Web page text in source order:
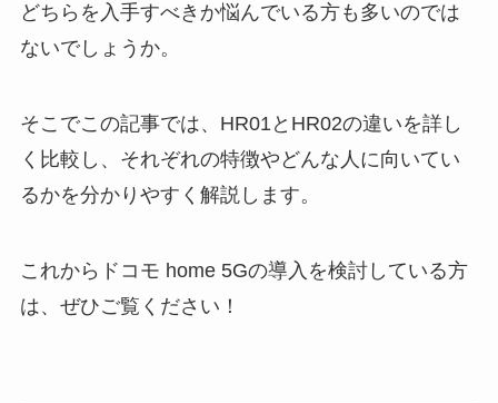
どちらを入手すべきか悩んでいる方も多いのでは
ないでしょうか。
そこでこの記事では、HR01とHR02の違いを詳し
く比較し、それぞれの特徴やどんな人に向いてい
るかを分かりやすく解説します。
これからドコモ home 5Gの導入を検討している方
は、ぜひご覧ください！